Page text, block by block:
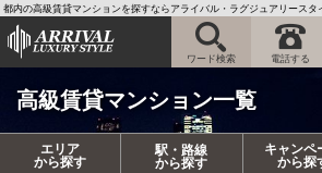
都内の高級賃貸マンションを探すならアライバル・ラグジュアリースタ
ワード検索 電話する
高級賃貸マンション一覧
エリア
から探す
駅・路線
から探す
キャンペ
から探